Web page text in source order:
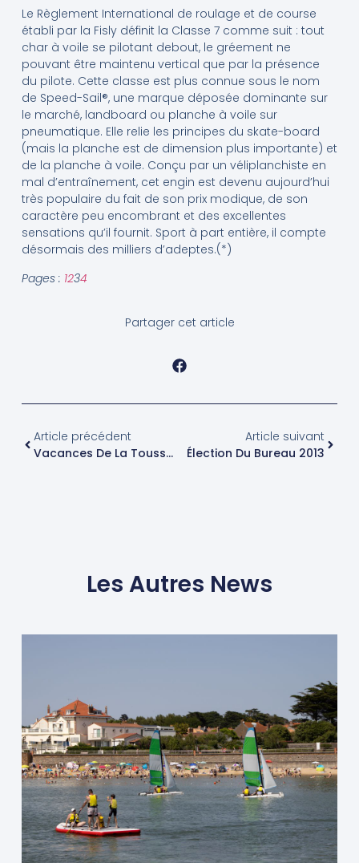
Le Règlement International de roulage et de course
établi par la Fisly définit la Classe 7 comme suit : tout
char à voile se pilotant debout, le gréement ne
pouvant être maintenu vertical que par la présence
du pilote. Cette classe est plus connue sous le nom
de Speed-Sail®, une marque déposée dominante sur
le marché, landboard ou planche à voile sur
pneumatique. Elle relie les principes du skate-board
(mais la planche est de dimension plus importante) et
de la planche à voile. Conçu par un véliplanchiste en
mal d’entraînement, cet engin est devenu aujourd’hui
très populaire du fait de son prix modique, de son
caractère peu encombrant et des excellentes
sensations qu’il fournit. Sport à part entière, il compte
désormais des milliers d’adeptes.(*)
Pages : 1234
Partager cet article
Article précédent
Vacances De La Toussaint : Séances De Planche, Optimist Et Char
Article suivant
Élection Du Bureau 2013
Les Autres News